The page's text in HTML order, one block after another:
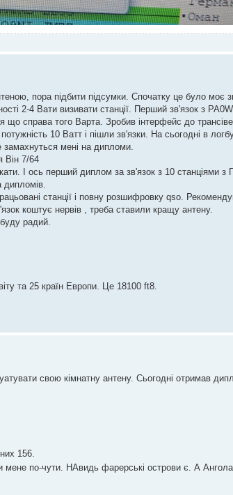
пора підбити підсумки. Спочатку це було моє
2-4 Вати визивати станції. Перший зв'язок з
що справа того Варта. Зробив інтерфейс до
10 Ватт і пішли зв'язки. На сьогодні в
мені на дипломи.
Він 7/64
І ось перший диплом за зв'язок з 10 станціями з
станції і повну розшифровку qso.
коштує нервів , треба ставили кращу антену.
радий.
та 25 країн Европи. Це 18100 ft8.
свою кімнатну антену. Сьогодні отримав
156.
по-чути. НАвидь фарерські острови є. А Ангола